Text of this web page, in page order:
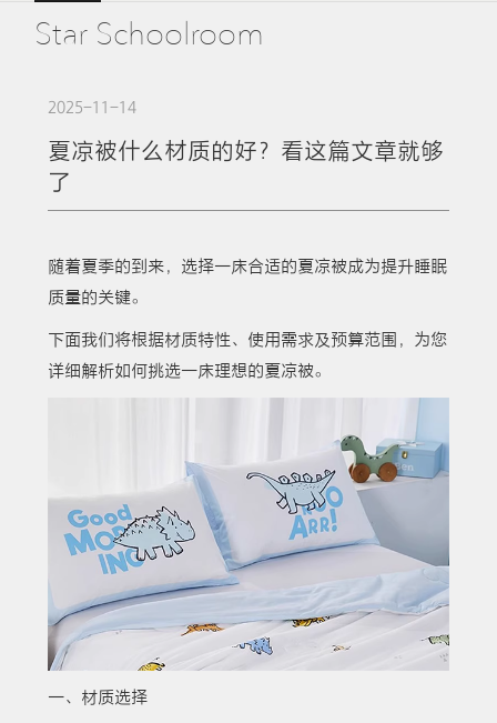
Star Schoolroom
2025-11-14
夏凉被什么材质的好？看这篇文章就够
了
随着夏季的到来，选择一床合适的夏凉被成为提升睡眠
质量的关键。
下面我们将根据材质特性、使用需求及预算范围，为您
详细解析如何挑选一床理想的夏凉被。
一、材质选择